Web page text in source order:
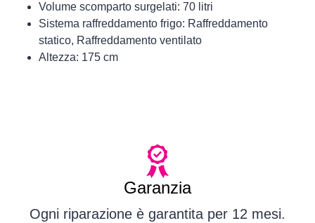
Volume scomparto surgelati: 70 litri
Sistema raffreddamento frigo: Raffreddamento
statico, Raffreddamento ventilato
Altezza: 175 cm
Garanzia
Ogni riparazione è garantita per 12 mesi.